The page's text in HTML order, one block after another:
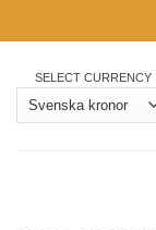
to
SELECT CURRENCY